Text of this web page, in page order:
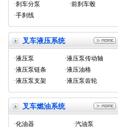
·刹车分泵
·前刹车毂
·手刹线
叉车液压系统
·液压泵
·液压泵传动轴
·液压泵链条
·液压油格
·液压泵支架
·液压泵齿轮
叉车燃油系统
·化油器
·汽油泵